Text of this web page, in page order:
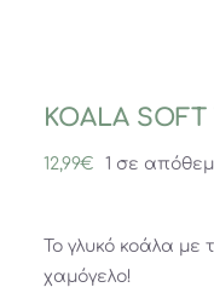
KOALA
12,99€ 1 σε
Το γλυκό κοάλα με
χαμόγελο!